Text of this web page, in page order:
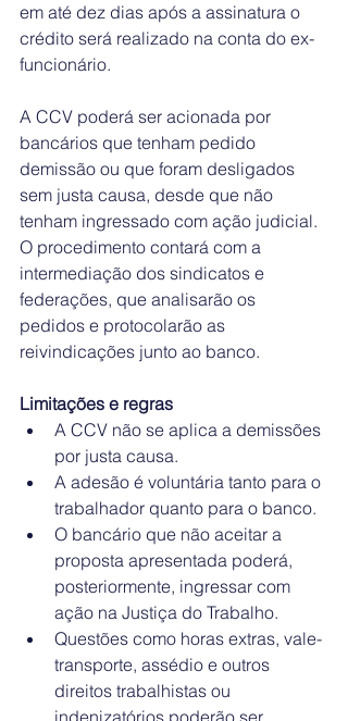
em até dez dias após a assinatura o
crédito será realizado na conta do ex-
funcionário.
A CCV poderá ser acionada por
bancários que tenham pedido
demissão ou que foram desligados
sem justa causa, desde que não
tenham ingressado com ação judicial.
O procedimento contará com a
intermediação dos sindicatos e
federações, que analisarão os
pedidos e protocolarão as
reivindicações junto ao banco.
Limitações e regras
A CCV não se aplica a demissões
por justa causa.
A adesão é voluntária tanto para o
trabalhador quanto para o banco.
O bancário que não aceitar a
proposta apresentada poderá,
posteriormente, ingressar com
ação na Justiça do Trabalho.
Questões como horas extras, vale-
transporte, assédio e outros
direitos trabalhistas ou
indenizatórios poderão ser